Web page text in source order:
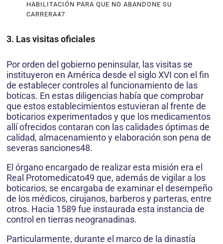
HABILITACIÓN PARA QUE NO ABANDONE SU
CARRERA47
3. Las visitas oficiales
Por orden del gobierno peninsular, las visitas se
instituyeron en América desde el siglo XVI con el fin
de establecer controles al funcionamiento de las
boticas. En estas diligencias había que comprobar
que estos establecimientos estuvieran al frente de
boticarios experimentados y que los medicamentos
allí ofrecidos contaran con las calidades óptimas de
calidad, almacenamiento y elaboración son pena de
severas sanciones48.
El órgano encargado de realizar esta misión era el
Real Protomedicato49 que, además de vigi­lar a los
boticarios, se encargaba de examinar el desempeño
de los médicos, cirujanos, barberos y parteras, entre
otros. Hacia 1589 fue instaurada esta instancia de
control en tierras neogranadinas.
Particularmente, durante el marco de la dinastía